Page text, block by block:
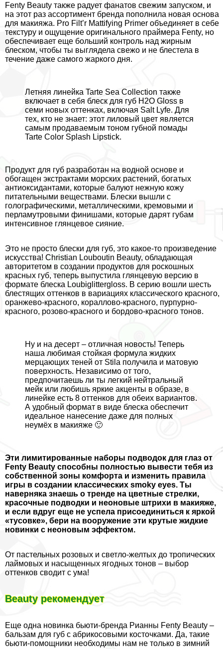
Fenty Beauty также радует фанатов свежим запуском, и
на этот раз ассортимент бренда пополнила новая основа
для макияжа. Pro Filt’r Mattifying Primer объединяет в себе
текстуру и ощущение оригинального праймера Fenty, но
обеспечивает еще больший контроль над жирным
блеском, чтобы ты выглядела свежо и не блестела в
течение даже самого жаркого дня.
Летняя линейка Tarte Sea Collection также
включает в себя блеск для губ H2O Gloss в
семи новых оттенках, включая Salt Lyfe. Для
тех, кто не знает: этот лиловый цвет является
самым продаваемым тоном губной помады
Tarte Color Splash Lipstick.
Продукт для губ разработан на водной основе и
обогащен экстpaктами морских растений, богатых
антиоксидантами, которые балуют нежную кожу
питательными веществами. Блески вышли с
голографическими, металлическими, кремовыми и
перламутровыми финишами, которые дарят губам
интенсивное глянцевое сияние.
Это не просто блески для губ, это какое-то произведение
искусства! Christian Louboutin Beauty, обладающая
авторитетом в создании продуктов для роскошных
красных губ, теперь выпустила глянцевую версию в
формате блеска Loubiglittergloss. В серию вошли шесть
блестящих оттенков в вариациях классического красного,
оранжево-красного, кораллово-красного, пурпурно-
красного, розово-красного и бордово-красного тонов.
Ну и на десерт – отличная новость! Теперь
наша любимая стойкая формула жидких
мерцающих теней от Stila получила и матовую
поверхность. Независимо от того,
предпочитаешь ли ты легкий нейтральный
мейк или любишь яркие акценты в образе, в
линейке есть 8 оттенков для обеих вариантов.
А удобный формат в виде блеска обеспечит
идеальное нанесение даже для полных
неумёх в макияже 🙂
Эти лимитированные наборы подводок для глаз от
Fenty Beauty способны полностью вывести тебя из
собственной зоны комфорта и изменить правила
игры в создании классических smoky eyes. Ты
наверняка знаешь о тренде на цветные стрелки,
красочные подводки и неоновые штрихи в макияже,
и если вдруг еще не успела присоединиться к яркой
«тусовке», бери на вооружение эти крутые жидкие
новинки с неоновым эффектом.
От пастельных розовых и светло-желтых до тропических
лаймовых и насыщенных ягодных тонов – выбор
оттенков сводит с ума!
Beauty рекомендует
Еще одна новинка бьюти-бренда Рианны Fenty Beauty –
бальзам для губ с абрикосовыми косточками. Да, такие
бьюти-помощники необходимы нам не только в зимний